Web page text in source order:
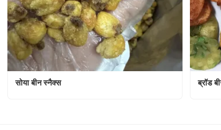
सोया बीन स्नैक्स ब्रॉड